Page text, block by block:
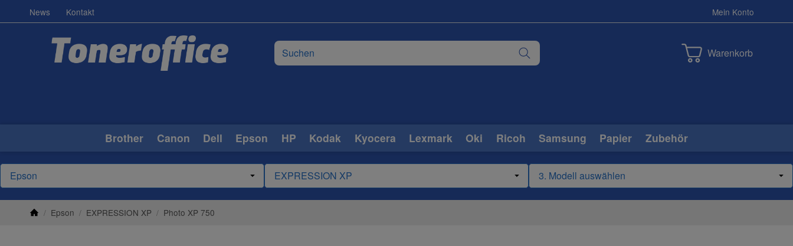
News Kontakt Mein Konto
Warenkorb
Brother Canon Dell Epson HP Kodak Kyocera Lexmark Oki Ricoh Samsung Papier Zubehör
/ Epson / EXPRESSION XP / Photo XP 750